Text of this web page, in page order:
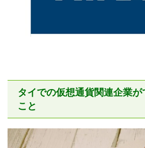
タイでの仮想通貨関連企業が
こと